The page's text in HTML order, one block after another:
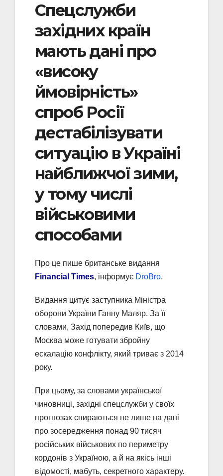
Спецслужби
західних країн
мають дані про
«високу
ймовірність»
спроб Росії
дестабілізувати
ситуацію в Україні
найближчої зими,
у тому числі
військовими
способами
Про це пише британське видання
Financial Times, інформує DroBro.
Видання цитує заступника Міністра
оборони України Ганну Маляр. За її
словами, Захід попередив Київ, що
Москва може готувати збройну
ескалацію конфлікту, який триває з 2014
року.
При цьому, за словами української
чиновниці, західні спецслужби у своїх
прогнозах спираються не лише на дані
про зосередження понад 90 тисяч
російських військових по периметру
кордонів з Україною, а й на якісь інші
відомості, мабуть, секретного характеру.